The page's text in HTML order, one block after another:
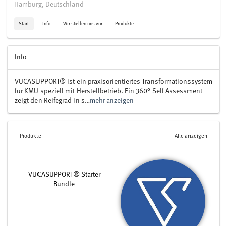
Hamburg, Deutschland
Start Info Wir stellen uns vor Produkte
Info
VUCASUPPORT® ist ein praxisorientiertes Transformationssystem
für KMU speziell mit Herstellbetrieb. Ein 360° Self Assessment
zeigt den Reifegrad in s…mehr anzeigen
Produkte Alle anzeigen
VUCASUPPORT® Starter
Bundle